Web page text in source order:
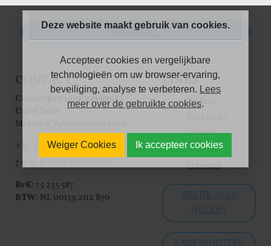
CONTACT
Contactpersoon verhuur:
Carel Nout
Meander Vakantiewoningen
+31 06 - 3049 1969
7 dagen/week bereikbaar
KvK: 75 235 587
BTW: NL 00139.2112 B70
VRAGEN?
LINKS
cookies
Ardèche
Villa in de
Provence
BEKIJK ALLE
HUIZEN
Deze website maakt gebruik van cookies.
Accepteer cookies en vergelijkbare
technologieën om uw browser-ervaring,
beveiliging, analyse te verbeteren. Lees
meer over de gebruikte cookies.
Weiger Cookies Ik accepteer cookies